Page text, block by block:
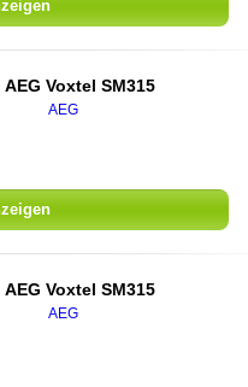
AEG Voxtel SM315
AEG
AEG Voxtel SM315
AEG